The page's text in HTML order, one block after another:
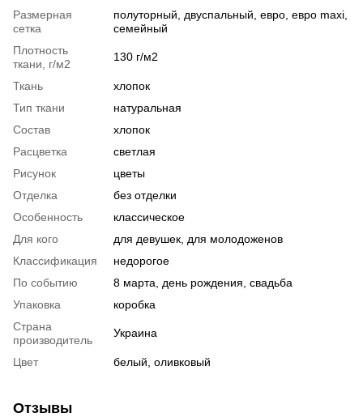
Размерная
сетка
полуторный, двуспальный, евро, евро maxi,
семейный
Плотность
ткани, г/м2
130 г/м2
Ткань
хлопок
Тип ткани
натуральная
Состав
хлопок
Расцветка
светлая
Рисунок
цветы
Отделка
без отделки
Особенность
классическое
Для кого
для девушек, для молодоженов
Классификация
недорогое
По событию
8 марта, день рождения, свадьба
Упаковка
коробка
Страна
производитель
Украина
Цвет белый, оливковый
Отзывы